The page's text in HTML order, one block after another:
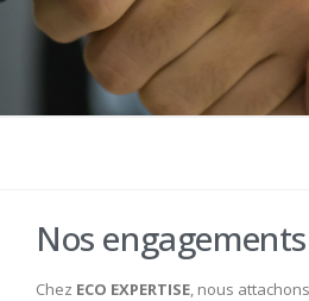
CONTACT
Nos
Chez ECO EXPERTISE, nous